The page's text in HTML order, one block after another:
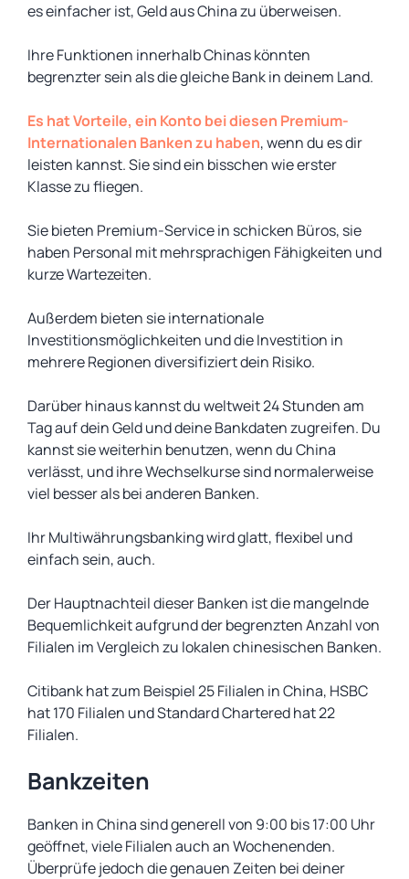
es einfacher ist, Geld aus China zu überweisen.
Ihre Funktionen innerhalb Chinas könnten
begrenzter sein als die gleiche Bank in deinem Land.
Es hat Vorteile, ein Konto bei diesen Premium-
Internationalen Banken zu haben, wenn du es dir
leisten kannst. Sie sind ein bisschen wie erster
Klasse zu fliegen.
Sie bieten Premium-Service in schicken Büros, sie
haben Personal mit mehrsprachigen Fähigkeiten und
kurze Wartezeiten.
Außerdem bieten sie internationale
Investitionsmöglichkeiten und die Investition in
mehrere Regionen diversifiziert dein Risiko.
Darüber hinaus kannst du weltweit 24 Stunden am
Tag auf dein Geld und deine Bankdaten zugreifen. Du
kannst sie weiterhin benutzen, wenn du China
verlässt, und ihre Wechselkurse sind normalerweise
viel besser als bei anderen Banken.
Ihr Multiwährungsbanking wird glatt, flexibel und
einfach sein, auch.
Der Hauptnachteil dieser Banken ist die mangelnde
Bequemlichkeit aufgrund der begrenzten Anzahl von
Filialen im Vergleich zu lokalen chinesischen Banken.
Citibank hat zum Beispiel 25 Filialen in China, HSBC
hat 170 Filialen und Standard Chartered hat 22
Filialen.
Bankzeiten
Banken in China sind generell von 9:00 bis 17:00 Uhr
geöffnet, viele Filialen auch an Wochenenden.
Überprüfe jedoch die genauen Zeiten bei deiner